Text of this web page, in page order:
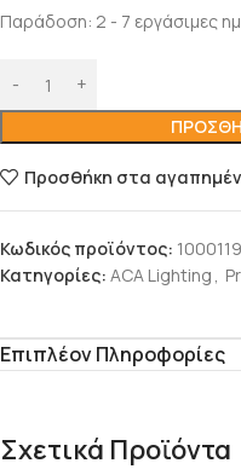
Παράδοση: 2 - 7 εργάσιμες
Προσθήκη στα
Κωδικός προϊόντος:
Κατηγορίες: ACA Lighting ,
Επιπλέον Πληροφορίες
Σχετικά Προϊόντα